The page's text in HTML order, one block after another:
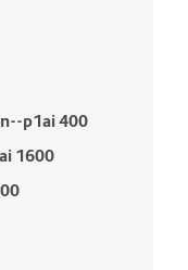
p1ai 400
1600